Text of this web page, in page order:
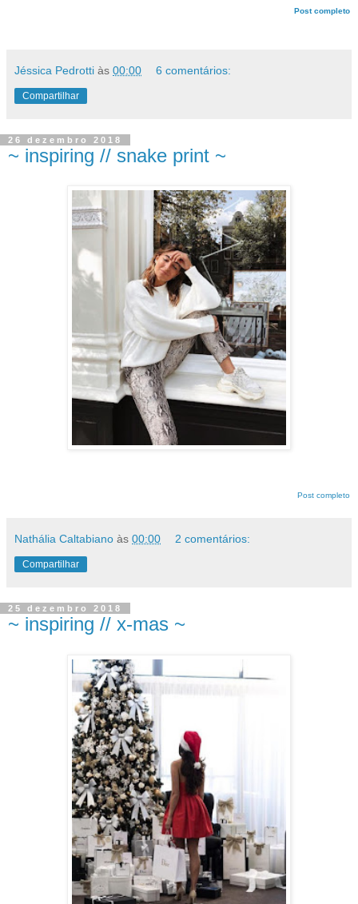
Post completo
Jéssica Pedrotti às 00:00 6 comentários:
Compartilhar
26 dezembro 2018
~ inspiring // snake print ~
Post completo
Nathália Caltabiano às 00:00 2 comentários:
Compartilhar
25 dezembro 2018
~ inspiring // x-mas ~